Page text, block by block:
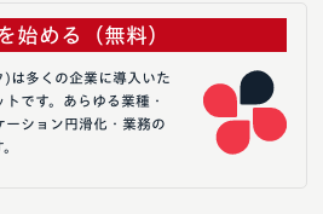
める（無料）
は多くの企業に導入いた
です。あらゆる業種・
ション円滑化・業務の